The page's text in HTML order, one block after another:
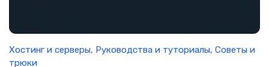
Хостинг и серверы, Руководства и туториалы, Советы и
трюки